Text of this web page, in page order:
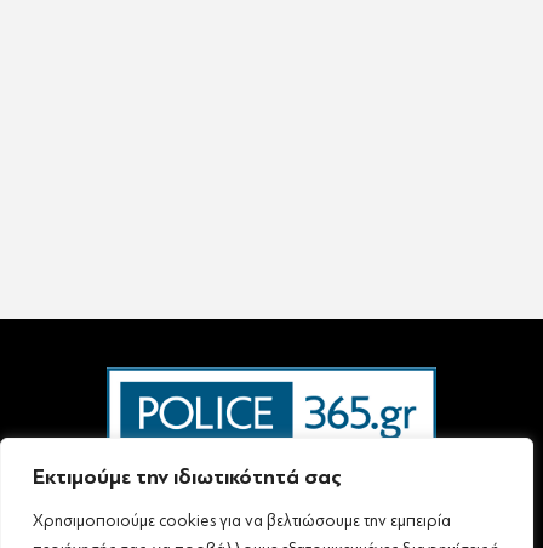
Εκτιμούμε την ιδιωτικότητά σας
Χρησιμοποιούμε cookies για να βελτιώσουμε την εμπειρία
Ταυτότητα – Επικοινωνία
Όροι Χρήσης